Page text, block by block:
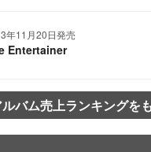
年11月20日発売
Entertainer
バム売上ランキングを